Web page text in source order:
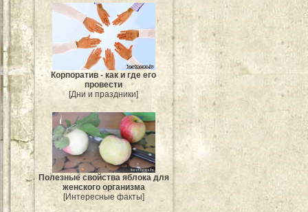
Корпоратив - как и где его
провести
[Дни и праздники]
Полезные свойства яблока для
женского организма
[Интересные факты]